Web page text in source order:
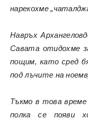
нарекохме
Навръх
Савата отидохме
пощим, като сред
под лъчите на
Тъкмо в това
полка се появи